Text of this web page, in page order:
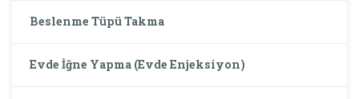
Beslenme Tüpü Takma
Evde İğne Yapma (Evde Enjeksiyon)